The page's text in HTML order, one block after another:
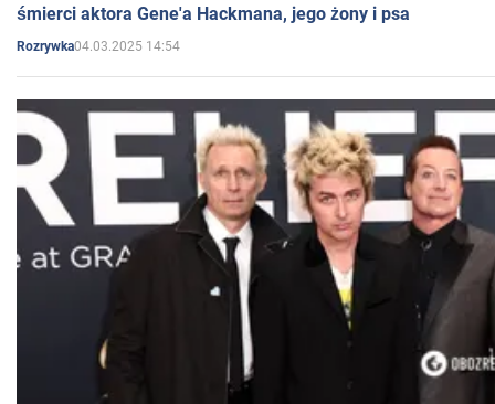
śmierci aktora Gene'a Hackmana, jego żony i psa
Rozrywka04.03.2025 14:54